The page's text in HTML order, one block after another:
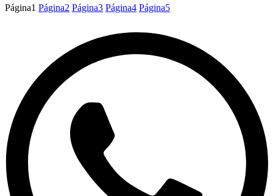
Página1 Página2 Página3 Página4 Página5